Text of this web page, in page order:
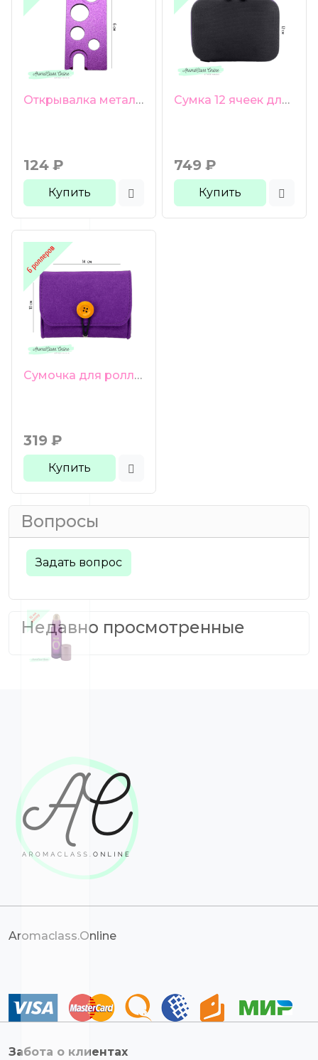
Открывалка металлическая фиолетовая
124 ₽
Купить
Сумка 12 ячеек для роллеров 10 мл фиолетовая молния
749 ₽
Купить
Сумочка для роллеров 6 ячеек фиолетовая
319 ₽
Купить
Вопросы
Задать вопрос
Недавно просмотренные
Aromaclass.Online
Забота о клиентах